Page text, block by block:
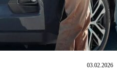
03.02.2026